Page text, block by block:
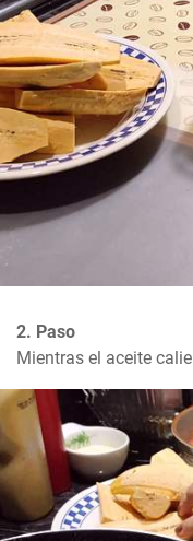
2. Paso
Mientras el aceite